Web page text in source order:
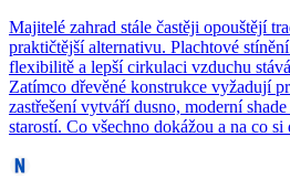
Majitelé zahrad stále častěji opouštějí
praktičtější alternativu. Plachtové
flexibilitě a lepší cirkulaci vzduchu
Zatímco dřevěné konstrukce vyžadují
zastřešení vytváří dusno, moderní
starostí. Co všechno dokážou a na co